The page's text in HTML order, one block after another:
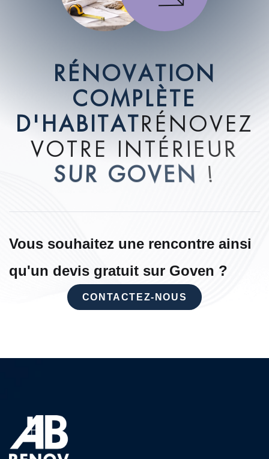
RÉNOVATION
COMPLÈTE
D' HABITATRÉ NOVEZ
VOTRE I NTÉRIEUR
SUR GOVEN !
Vous souhaitez une rencontre ainsi
qu'un devis gratuit sur Goven ?
CONTACTEZ-NOUS